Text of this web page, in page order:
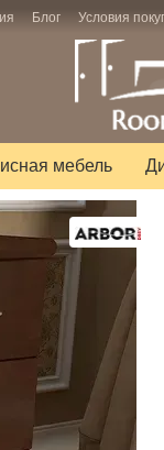
Блог Условия
мебель